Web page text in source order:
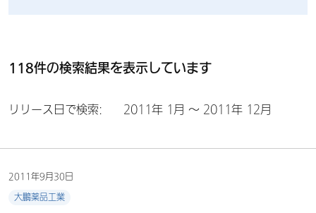
118件の検索結果を表示しています
リリース日で検索: 2011年 1月 ～ 2011年 12月
2011年9月30日
大鵬薬品工業